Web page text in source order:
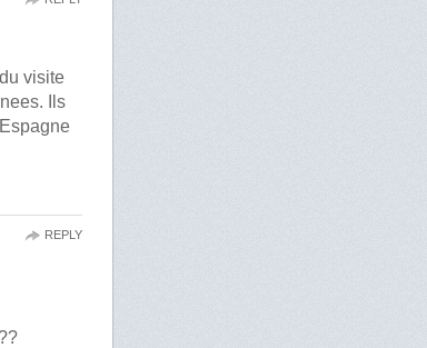
visite
Ils
REPLY